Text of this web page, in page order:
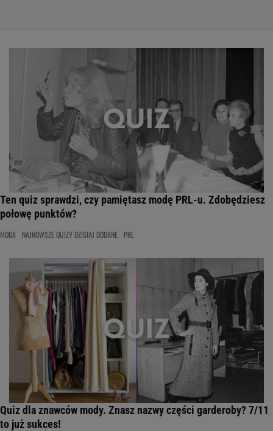
Ten quiz sprawdzi, czy pamiętasz modę PRL-u. Zdobędziesz
połowę punktów?
MODA NAJNOWSZE QUIZY DZISIAJ DODANE PRL
Quiz dla znawców mody. Znasz nazwy części garderoby? 7/11
to już sukces!